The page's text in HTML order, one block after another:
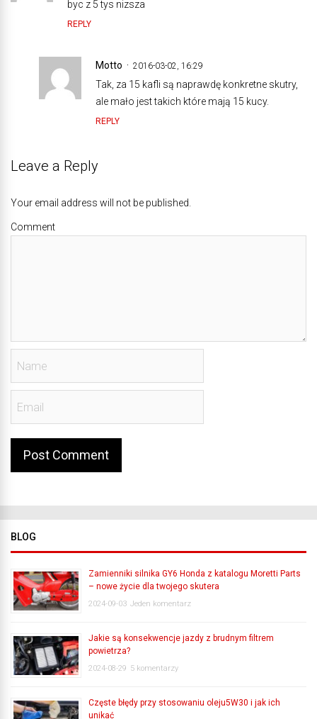
byc z 5 tys nizsza
REPLY
Motto 2016-03-02, 16:29
Tak, za 15 kafli są naprawdę konkretne skutry,
ale mało jest takich które mają 15 kucy.
REPLY
Leave a Reply
Your email address will not be published.
Comment
BLOG
Zamienniki silnika GY6 Honda z katalogu Moretti Parts
– nowe życie dla twojego skutera
2024-09-03 Jeden komentarz
Jakie są konsekwencje jazdy z brudnym filtrem
powietrza?
2024-08-29 5 komentarzy
Częste błędy przy stosowaniu oleju5W30 i jak ich
unikać